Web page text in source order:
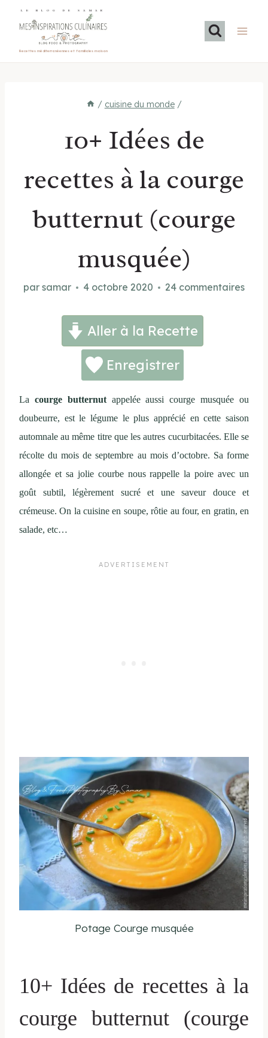
LE BLOG DE SAMAR
Recettes méditerranéennes et familiales maison
/ cuisine du monde /
10+ Idées de
recettes à la courge
butternut (courge
musquée)
par samar 4 octobre 2020 24 commentaires
Aller à la Recette
Enregistrer
La courge butternutappelée aussi courge musquée ou
doubeurre, est le légume le plus apprécié en cette saison
automnale au même titre que les autres cucurbitacées. Elle se
récolte du mois de septembre au mois d’octobre. Sa forme
allongée et sa jolie courbe nous rappelle la poire avec un
goût subtil, légèrement sucré et une saveur douce et
crémeuse. On la cuisine en soupe, rôtie au four, en gratin, en
salade, etc…
Potage Courge musquée
10+ Idées de recettes à la
courge butternut (courge